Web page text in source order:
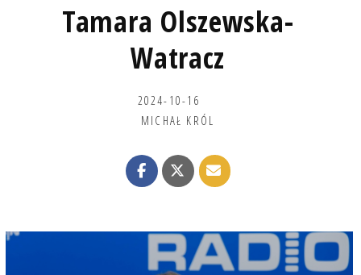
Tamara Olszewska-
Watracz
2024-10-16
MICHAŁ KRÓL